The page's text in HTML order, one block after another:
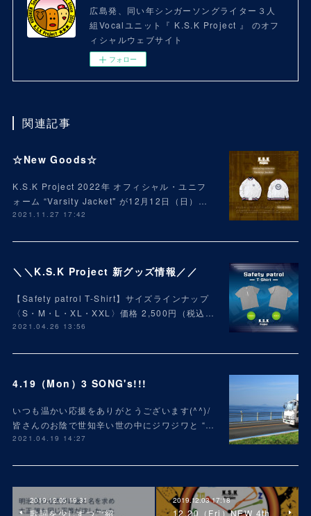
広島発、同い年シンガーソングライター３人
組Vocalユニット『 K.S.K Project 』 のオフ
ィシャルウェブサイト
フォロー
関連記事
☆New Goods☆
K.S.K Project 2022年 オフィシャル・ユニフ
ォーム “Varsity Jacket" が12月12日（日）…
2021.11.27 17:42
＼＼K.S.K Project 新グッズ情報／／
【Safety patrol T-Shirt】サイズラインナップ
〈S・M・L・XL・XXL〉価格 2,500円（税込…
2021.04.26 13:56
4.19（Mon）3 SONG's!!!
いつも温かい応援をありがとうございます(^^)/
皆さんのお陰で世知辛い世の中にジワジワと “…
2021.04.19 14:27
2019.12.05 19:31
歌詞を少しずつご紹
2019.12.03 17:18
12.20（Fri）NEW 4th